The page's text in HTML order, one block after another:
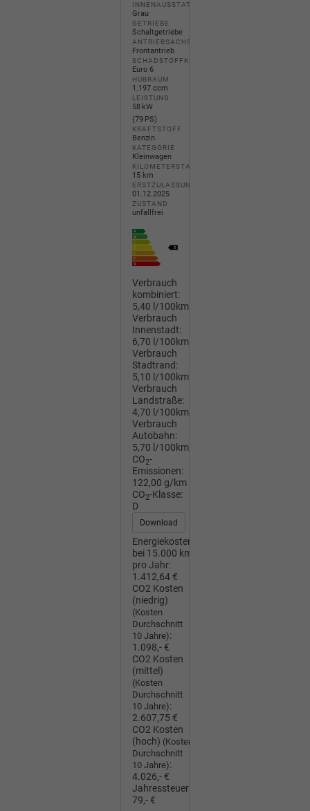
INNENAUSSTATTUNG
Grau
GETRIEBE
Schaltgetriebe
ANTRIEBSACHSE
Frontantrieb
SCHADSTOFFKLASSE
Euro 6
HUBRAUM
1.197 ccm
LEISTUNG
58 kW
(79 PS)
KRAFTSTOFF
Benzin
KATEGORIE
Kleinwagen
KILOMETERSTAND
15 km
ERSTZULASSUNG
01.12.2025
ZUSTAND
unfallfrei
Verbrauch
kombiniert:
5,40 l/100km
Verbrauch
Innenstadt:
6,70 l/100km
Verbrauch
Stadtrand:
5,10 l/100km
Verbrauch
Landstraße:
4,70 l/100km
Verbrauch
Autobahn:
5,70 l/100km
CO2-
Emissionen:
122,00 g/km
CO2-Klasse:
D
Download
Energiekosten
bei 15.000 km
pro Jahr:
1.412,64 €
CO2 Kosten
(niedrig)
(Kosten
Durchschnitt
10 Jahre):
1.098,- €
CO2 Kosten
(mittel)
(Kosten
Durchschnitt
10 Jahre):
2.607,75 €
CO2 Kosten
(hoch) (Kosten
Durchschnitt
10 Jahre):
4.026,- €
Jahressteuer:
79,- €